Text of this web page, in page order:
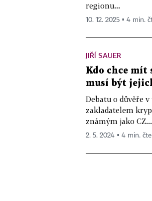
regionu...
10. 12. 2025 ▪ 4 min.
JIŘÍ SAUER
Kdo chce mít
musí být
Debatu o důvěře
zakladatelem
známým jako
2. 5. 2024 ▪ 4 min.